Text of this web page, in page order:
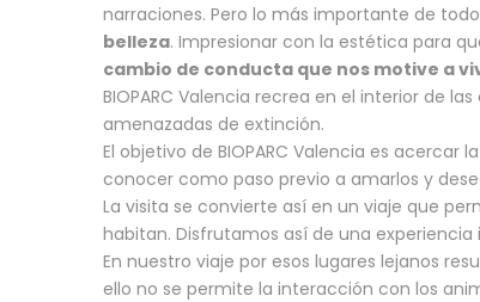
narraciones. Pero lo más importante de
belleza. Impresionar con la estética para
cambio de conducta que nos motive a
BIOPARC Valencia recrea en el interior de
amenazadas de extinción.
El objetivo de BIOPARC Valencia es acercar
conocer como paso previo a amarlos y
La visita se convierte así en un viaje que
habitan. Disfrutamos así de una
En nuestro viaje por esos lugares lejanos
ello no se permite la interacción con los